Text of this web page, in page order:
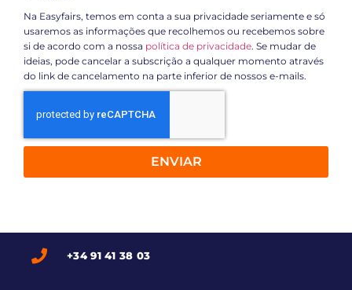
Na Easyfairs, temos em conta a sua privacidade seriamente e só
usaremos as informações que recolhemos ou recebemos sobre
si de acordo com a nossa política de privacidade. Se mudar de
ideias, pode cancelar a subscrição a qualquer momento através
do link de cancelamento na parte inferior de nossos e-mails.
ENVIAR
+34 91 41 38 03